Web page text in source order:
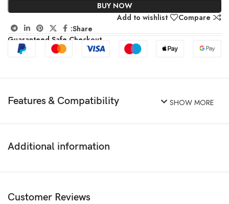
BUY NOW
Compare
Add to wishlist
Share:
Guaranteed Safe Checkout
Features & Compatibility SHOW MORE
Additional information
Customer Reviews